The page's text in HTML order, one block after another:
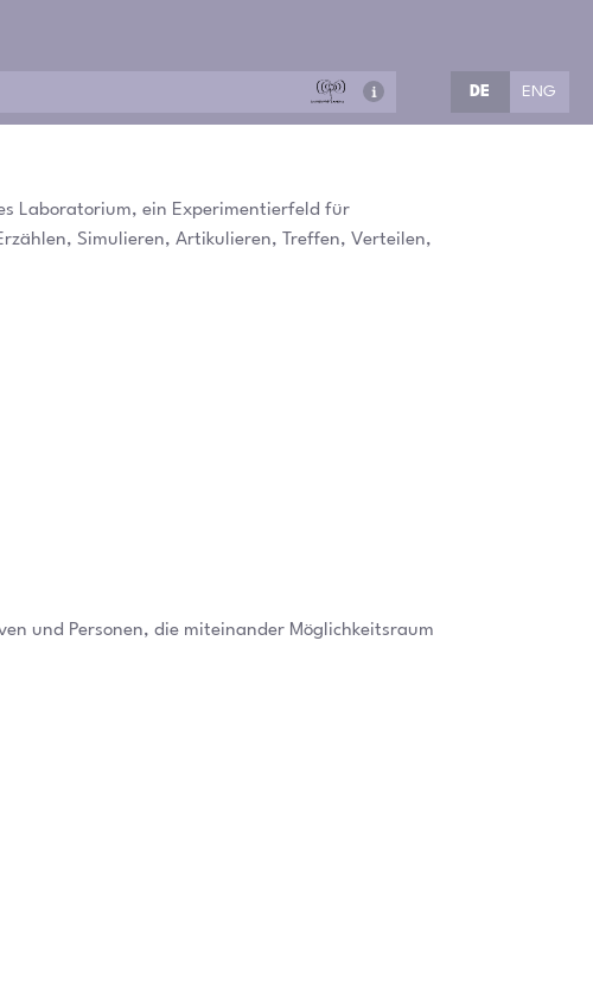
DE ENG
Laboratorium, ein Experimentierfeld für
Simulieren, Artikulieren, Treffen, Verteilen,
und Personen, die miteinander Möglichkeitsraum